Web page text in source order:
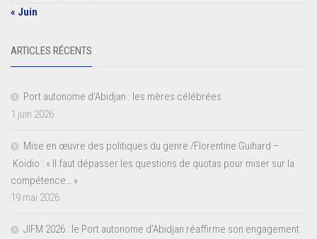
« Juin
ARTICLES RÉCENTS
Port autonome d’Abidjan : les mères célébrées
1 juin 2026
Mise en œuvre des politiques du genre /Florentine Guihard –
Koidio : « Il faut dépasser les questions de quotas pour miser sur la
compétence… »
19 mai 2026
JIFM 2026 : le Port autonome d’Abidjan réaffirme son engagement